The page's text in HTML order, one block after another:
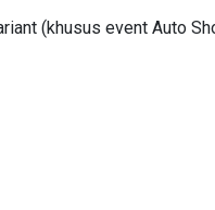
(khusus event Auto